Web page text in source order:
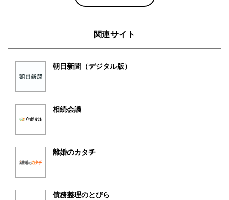
関連サイト
朝日新聞（デジタル版）
相続会議
離婚のカタチ
債務整理のとびら